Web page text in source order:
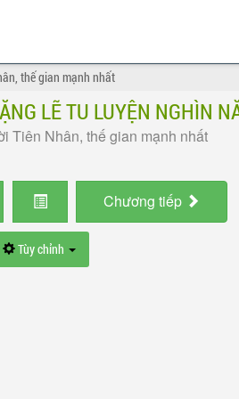
thế gian mạnh nhất
LẼ TU LUYỆN NGHÌN
Tiên Nhân, thế gian mạnh nhất
Chương tiếp
Tùy chỉnh